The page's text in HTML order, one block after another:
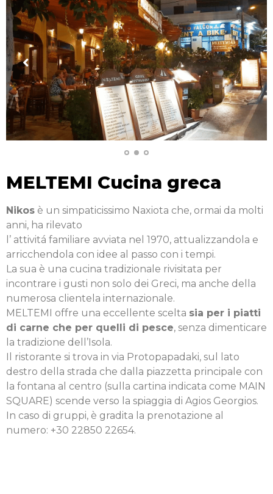
MELTEMI Cucina greca
Nikos è un simpaticissimo Naxiota che, ormai da molti
anni, ha rilevato
l’ attivitá familiare avviata nel 1970, attualizzandola e
arricchendola con idee al passo con i tempi.
La sua è una cucina tradizionale rivisitata per
incontrare i gusti non solo dei Greci, ma anche della
numerosa clientela internazionale.
MELTEMI offre una eccellente scelta sia per i piatti
di carne che per quelli di pesce, senza dimenticare
la tradizione dell’Isola.
Il ristorante si trova in via Protopapadaki, sul lato
destro della strada che dalla piazzetta principale con
la fontana al centro (sulla cartina indicata come MAIN
SQUARE) scende verso la spiaggia di Agios Georgios.
In caso di gruppi, è gradita la prenotazione al
numero: +30 22850 22654.